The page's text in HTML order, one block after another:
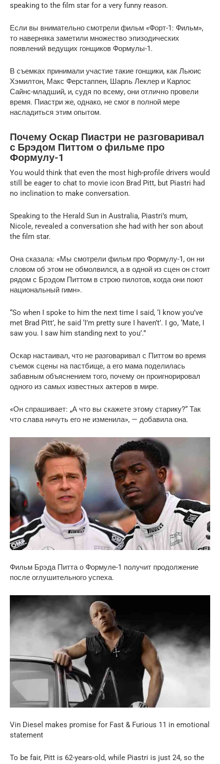
speaking to the film star for a very funny reason.
Если вы внимательно смотрели фильм «Форт-1: Фильм»,
то наверняка заметили множество эпизодических
появлений ведущих гонщиков Формулы-1.
В съемках принимали участие такие гонщики, как Льюис
Хэмилтон, Макс Ферстаппен, Шарль Леклер и Карлос
Сайнс-младший, и, судя по всему, они отлично провели
время. Пиастри же, однако, не смог в полной мере
насладиться этим опытом.
Почему Оскар Пиастри не разговаривал
с Брэдом Питтом о фильме про
Формулу-1
You would think that even the most high-profile drivers would
still be eager to chat to movie icon Brad Pitt, but Piastri had
no inclination to make conversation.
Speaking to the Herald Sun in Australia, Piastri’s mum,
Nicole, revealed a conversation she had with her son about
the film star.
Она сказала: «Мы смотрели фильм про Формулу-1, он ни
словом об этом не обмолвился, а в одной из сцен он стоит
рядом с Брэдом Питтом в строю пилотов, когда они поют
национальный гимн».
“So when I spoke to him the next time I said, ‘I know you’ve
met Brad Pitt’, he said ‘I’m pretty sure I haven’t’. I go, ‘Mate, I
saw you. I saw him standing next to you’.”
Оскар настаивал, что не разговаривал с Питтом во время
съемок сцены на пастбище, а его мама поделилась
забавным объяснением того, почему он проигнорировал
одного из самых известных актеров в мире.
«Он спрашивает: „А что вы скажете этому старику?“ Так
что слава ничуть его не изменила», — добавила она.
Фильм Брэда Питта о Формуле-1 получит продолжение
после оглушительного успеха.
Vin Diesel makes promise for Fast & Furious 11 in emotional
statement
To be fair, Pitt is 62-years-old, while Piastri is just 24, so the